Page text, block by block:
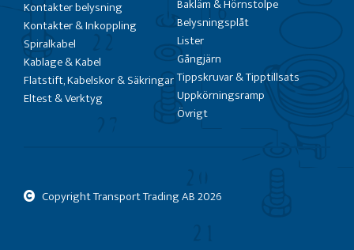
Kontakter belysning
Kontakter & Inkoppling
Spiralkabel
Kablage & Kabel
Flatstift, Kabelskor & Säkringar
Eltest & Verktyg
Bakläm & Hörnstolpe
Belysningsplåt
Lister
Gångjärn
Tippskruvar & Tipptillsats
Uppkörningsramp
Övrigt
Copyright Transport Trading AB2026